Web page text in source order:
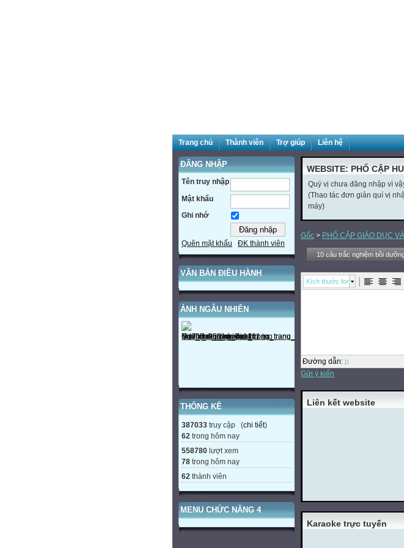
Trang chủ Thành viên Trợ giúp Liên hệ
ĐĂNG NHẬP
Tên truy nhập
Mật khẩu
Ghi nhớ
Quên mật khẩu ĐK thành viên
VĂN BẢN ĐIỀU HÀNH
ẢNH NGẪU NHIÊN
THỐNG KÊ
387033 truy cập (chi tiết)
62 trong hôm nay
558780 lượt xem
78 trong hôm nay
62 thành viên
MENU CHỨC NĂNG 4
WEBSITE: PHỔ CẬP
Quý vị chưa đăng nhập vì
(Thao tác đơn giản quí vị
máy)
Gốc > PHỔ CẬP GIÁO DỤC
10 câu trắc nghiệm bồi
Kích thước font
Đường dẫn: p
Gửi ý kiến
Liên kết website
Karaoke trực tuyến